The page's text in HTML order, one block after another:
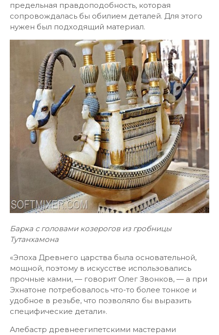
предельная правдоподобность, которая
сопровождалась бы обилием деталей. Для этого
нужен был подходящий материал.
Барка с головами козерогов из гробницы
Тутанхамона
«Эпоха Древнего царства была основательной,
мощной, поэтому в искусстве использовались
прочные камни, — говорит Олег Звонков, — а при
Эхнатоне потребовалось что-то более тонкое и
удобное в резьбе, что позволяло бы выразить
специфические детали».
Алебастр древнеегипетскими мастерами